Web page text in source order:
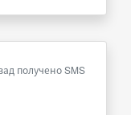
получено SMS